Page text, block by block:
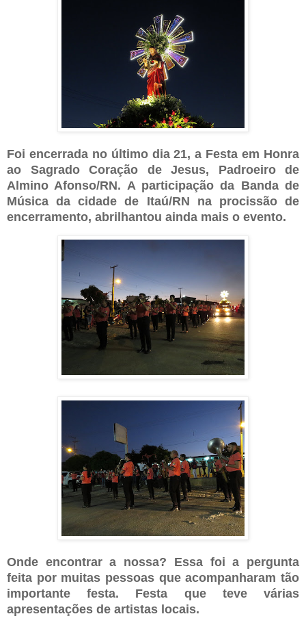
Foi encerrada no último dia 21, a Festa em Honra
ao Sagrado Coração de Jesus, Padroeiro de
Almino Afonso/RN. A participação da Banda de
Música da cidade de Itaú/RN na procissão de
encerramento, abrilhantou ainda mais o evento.
Onde encontrar a nossa? Essa foi a pergunta
feita por muitas pessoas que acompanharam tão
importante festa. Festa que teve várias
apresentações de artistas locais.